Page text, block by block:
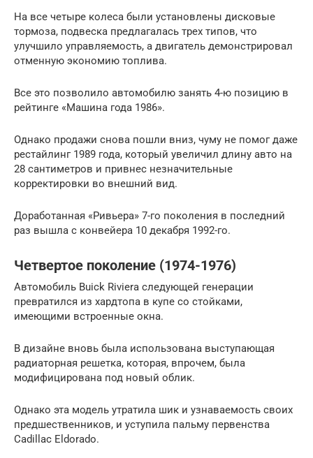
На все четыре колеса были установлены дисковые
тормоза, подвеска предлагалась трех типов, что
улучшило управляемость, а двигатель демонстрировал
отменную экономию топлива.
Все это позволило автомобилю занять 4-ю позицию в
рейтинге «Машина года 1986».
Однако продажи снова пошли вниз, чуму не помог даже
рестайлинг 1989 года, который увеличил длину авто на
28 сантиметров и привнес незначительные
корректировки во внешний вид.
Доработанная «Ривьера» 7-го поколения в последний
раз вышла с конвейера 10 декабря 1992-го.
Четвертое поколение (1974-1976)
Автомобиль Buick Riviera следующей генерации
превратился из хардтопа в купе со стойками,
имеющими встроенные окна.
В дизайне вновь была использована выступающая
радиаторная решетка, которая, впрочем, была
модифицирована под новый облик.
Однако эта модель утратила шик и узнаваемость своих
предшественников, и уступила пальму первенства
Cadillac Eldorado.